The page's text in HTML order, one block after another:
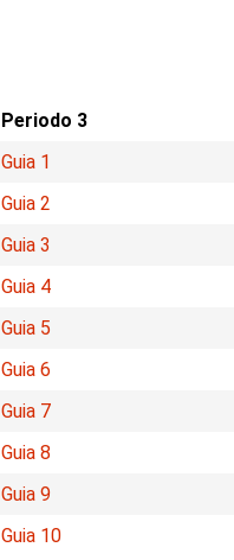
Periodo 3
Guia 1
Guia 2
Guia 3
Guia 4
Guia 5
Guia 6
Guia 7
Guia 8
Guia 9
Guia 10